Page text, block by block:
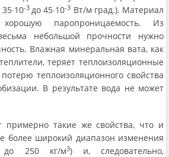
-3 до 45∙10-3 Вт/м∙град.). Материал
паропроницаемость. Из
небольшой прочности нужно
Влажная минеральная вата, как
теряет теплоизоляционные
теплоизоляционного свойства
В результате вода не может
примерно такие же свойства, что и
более широкий диапазон изменения
до 250 кг/м3) и, следовательно,